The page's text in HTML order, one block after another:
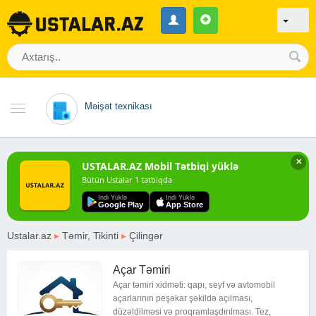
Məişət texnikası
✕
USTALAR.AZ Mobil Tətbiqi yüklə
Bütün Ustalar 1 tətbiqdə
Indi Yüklə
Google Play
Indi Yüklə
App Store
Ustalar.az ▸ Təmir, Tikinti ▸ Çilingər
Açar Təmiri
Açar təmiri xidməti: qapı, seyf və avtomobil
açarlarının peşəkar şəkildə açılması,
düzəldilməsi və proqramlaşdırılması. Tez,